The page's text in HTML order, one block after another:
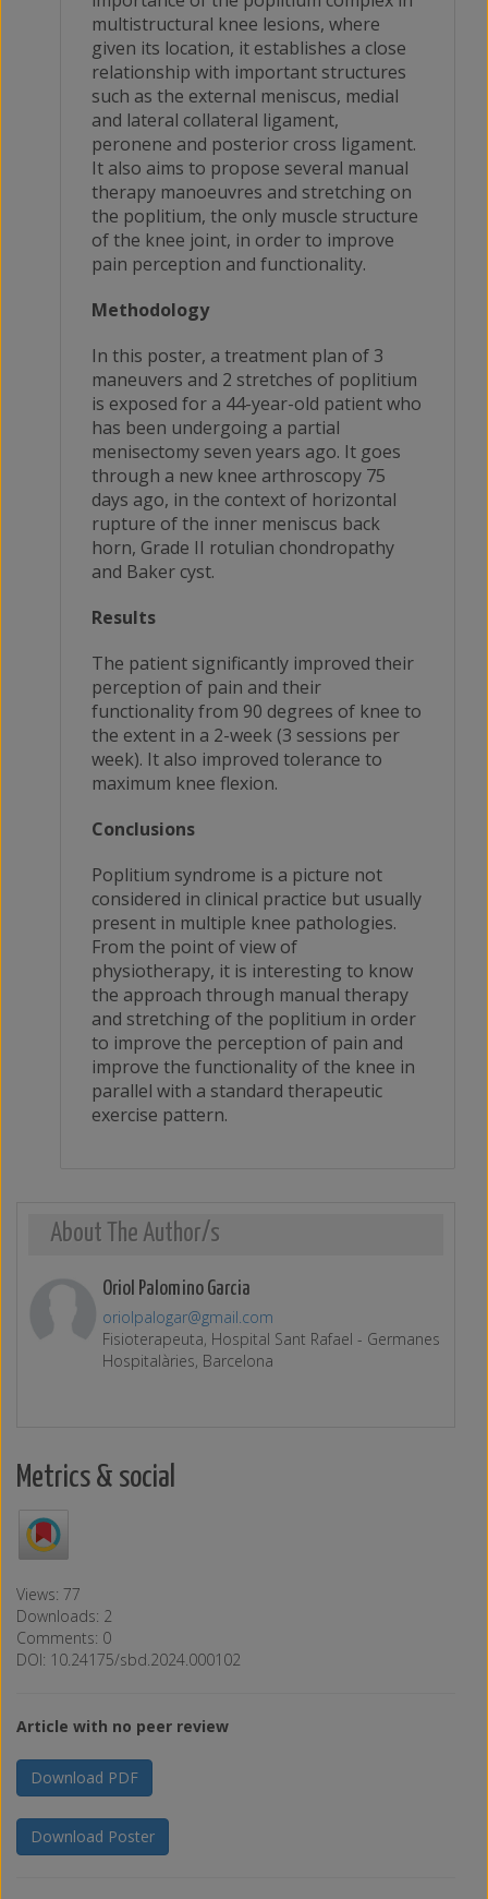
multistructural knee lesions, where
given its location, it establishes a close
relationship with important structures
such as the external meniscus, medial
and lateral collateral ligament,
peronene and posterior cross ligament.
It also aims to propose several manual
therapy manoeuvres and stretching on
the poplitium, the only muscle structure
of the knee joint, in order to improve
pain perception and functionality.
Methodology
In this poster, a treatment plan of 3
maneuvers and 2 stretches of poplitium
is exposed for a 44-year-old patient who
has been undergoing a partial
menisectomy seven years ago. It goes
through a new knee arthroscopy 75
days ago, in the context of horizontal
rupture of the inner meniscus back
horn, Grade II rotulian chondropathy
and Baker cyst.
Results
The patient significantly improved their
perception of pain and their
functionality from 90 degrees of knee to
the extent in a 2-week (3 sessions per
week). It also improved tolerance to
maximum knee flexion.
Conclusions
Poplitium syndrome is a picture not
considered in clinical practice but usually
present in multiple knee pathologies.
From the point of view of
physiotherapy, it is interesting to know
the approach through manual therapy
and stretching of the poplitium in order
to improve the perception of pain and
improve the functionality of the knee in
parallel with a standard therapeutic
exercise pattern.
About The Author/s
Oriol Palomino Garcia
oriolpalogar@gmail.com
Fisioterapeuta, Hospital Sant Rafael - Germanes
Hospitalàries, Barcelona
Metrics & social
Views: 77
Downloads: 2
Comments: 0
DOI: 10.24175/sbd.2024.000102
Article with no peer review
Download PDF
Download Poster